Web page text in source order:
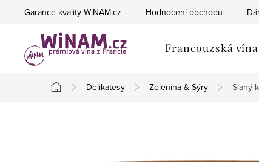
Garance kvality WiNAM.cz Hodnocení obchodu
Francouzská vína
Domů
Delikatesy Zelenina & Sýry Slaný